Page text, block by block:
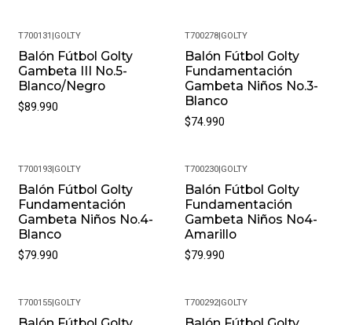
T700131 GOLTY
Balón Fútbol Golty
Gambeta III No.5-
Blanco/Negro
$89.990
T700278 GOLTY
Balón Fútbol Golty
Fundamentación
Gambeta Niños No.3-
Blanco
$74.990
T700193| GOLTY
Balón Fútbol Golty
Fundamentación
Gambeta Niños No.4-
Blanco
$79.990
T700230 GOLTY
Balón Fútbol Golty
Fundamentación
Gambeta Niños No4-
Amarillo
$79.990
T700155|GOLTY T700292|GOLTY